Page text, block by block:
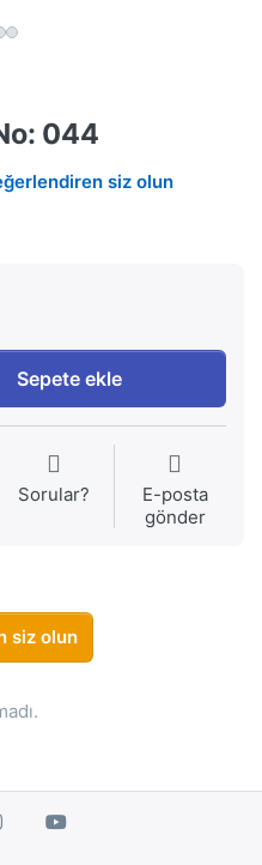
044
siz olun
Sepete ekle
Sorular?
E-posta
gönder
siz olun